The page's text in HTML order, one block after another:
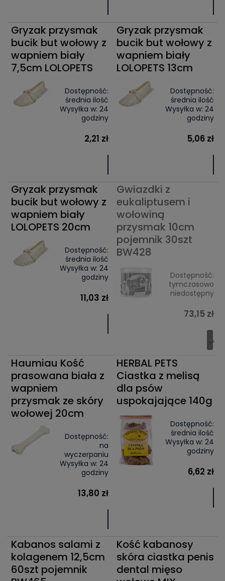
Gryzak przysmak
bucik but wołowy z
wapniem biały
7,5cm LOLOPETS
Dostępność:
średnia ilość
Wysyłka w: 24
godziny
2,21 zł
Gryzak przysmak
bucik but wołowy z
wapniem biały
LOLOPETS 13cm
Dostępność:
średnia ilość
Wysyłka w: 24
godziny
5,06 zł
Gryzak przysmak
bucik but wołowy z
wapniem biały
LOLOPETS 20cm
Dostępność:
średnia ilość
Wysyłka w: 24
godziny
11,03 zł
Gwiazdki z
eukaliptusem i
wołowiną
przysmak 10cm
pojemnik 30szt
BW428
Dostępność:
tymczasowo
niedostępny
73,15 zł
Haumiau Kość
prasowana biała z
wapniem
przysmak ze skóry
wołowej 20cm
Dostępność:
na
wyczerpaniu
Wysyłka w: 24
godziny
13,80 zł
HERBAL PETS
Ciastka z melisą
dla psów
uspokajające 140g
Dostępność:
średnia ilość
Wysyłka w: 24
godziny
6,62 zł
Kabanos salami z
kolagenem 12,5cm
60szt pojemnik
Kość kabanosy
skóra ciastka penis
dental mięso